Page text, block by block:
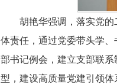
胡艳华强调，落实党
体责任，通过党委带头学
部书记例会，建立支部联
型，建设高质量党建引领体